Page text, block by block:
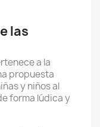
las
a la
propuesta
y niños al
forma lúdica y